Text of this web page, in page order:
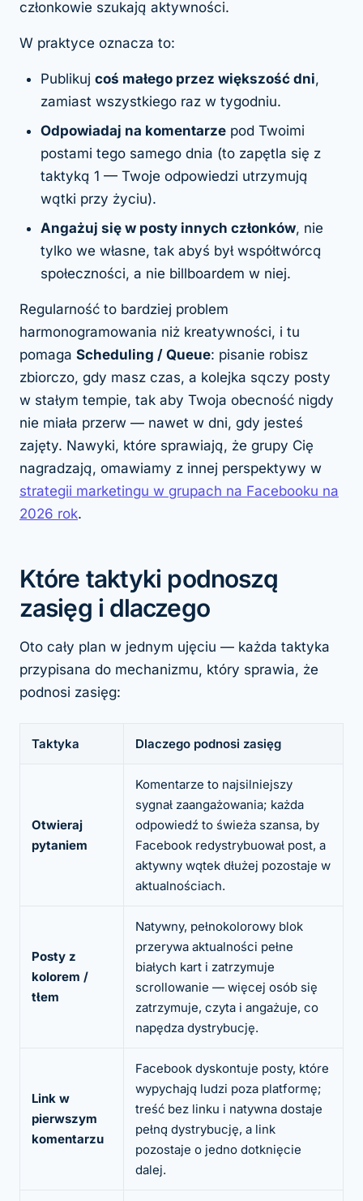
członkowie szukają aktywności.
W praktyce oznacza to:
Publikuj coś małego przez większość dni,
zamiast wszystkiego raz w tygodniu.
Odpowiadaj na komentarze pod Twoimi
postami tego samego dnia (to zapętla się z
taktyką 1 — Twoje odpowiedzi utrzymują
wątki przy życiu).
Angażuj się w posty innych członków, nie
tylko we własne, tak abyś był współtwórcą
społeczności, a nie billboardem w niej.
Regularność to bardziej problem
harmonogramowania niż kreatywności, i tu
pomaga Scheduling / Queue: pisanie robisz
zbiorczo, gdy masz czas, a kolejka sączy posty
w stałym tempie, tak aby Twoja obecność nigdy
nie miała przerw — nawet w dni, gdy jesteś
zajęty. Nawyki, które sprawiają, że grupy Cię
nagradzają, omawiamy z innej perspektywy w
strategii marketingu w grupach na Facebooku na
2026 rok.
Które taktyki podnoszą
zasięg i dlaczego
Oto cały plan w jednym ujęciu — każda taktyka
przypisana do mechanizmu, który sprawia, że
podnosi zasięg:
Taktyka Dlaczego podnosi zasięg
Otwieraj
pytaniem
Komentarze to najsilniejszy
sygnał zaangażowania; każda
odpowiedź to świeża szansa, by
Facebook redystrybuował post, a
aktywny wątek dłużej pozostaje w
aktualnościach.
Posty z
kolorem /
tłem
Natywny, pełnokolorowy blok
przerywa aktualności pełne
białych kart i zatrzymuje
scrollowanie — więcej osób się
zatrzymuje, czyta i angażuje, co
napędza dystrybucję.
Link w
pierwszym
komentarzu
Facebook dyskontuje posty, które
wypychają ludzi poza platformę;
treść bez linku i natywna dostaje
pełną dystrybucję, a link
pozostaje o jedno dotknięcie
dalej.